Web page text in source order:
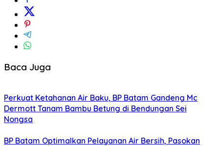
Baca Juga
Perkuat Ketahanan Air Baku, BP Batam Gandeng Mc
Dermott Tanam Bambu Betung di Bendungan Sei
Nongsa
BP Batam Optimalkan Pelayanan Air Bersih, Pasokan